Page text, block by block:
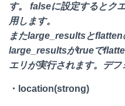
す。 falseに設定するとク
用します。
またlarge_resultsとflatten
large_resultsがtrueで
エリが実行されます。デフ
・location(strong)